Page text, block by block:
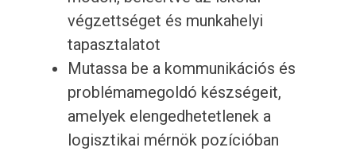
végzettséget és munkahelyi
tapasztalatot
Mutassa be a kommunikációs és
problémamegoldó készségeit,
amelyek elengedhetetlenek a
logisztikai mérnök pozícióban